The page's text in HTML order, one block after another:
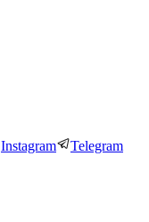
Instagram Telegram